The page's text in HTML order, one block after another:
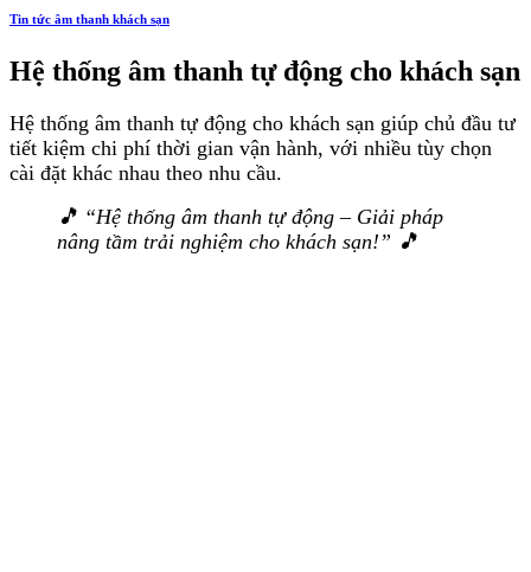
Tin tức âm thanh khách sạn
Hệ thống âm thanh tự động cho khách sạn
Hệ thống âm thanh tự động cho khách sạn giúp chủ đầu tư
tiết kiệm chi phí thời gian vận hành, với nhiều tùy chọn
cài đặt khác nhau theo nhu cầu.
🎵 “Hệ thống âm thanh tự động – Giải pháp
nâng tầm trải nghiệm cho khách sạn!” 🎵